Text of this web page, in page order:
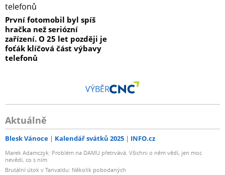
První fotomobil byl spíš
hračka než seriózní
zařízení. O 25 let později je
foťák klíčová část výbavy
telefonů
VÝBĚR
Aktuálně
Blesk Vánoce Kalendář svátků 2025 INFO.cz
Marek Adamczyk: Problém na DAMU přetrvává. Všichni o něm vědí, jen moc
nevědí, co s ním
Brutální útok v Tanvaldu: Několik pobodaných